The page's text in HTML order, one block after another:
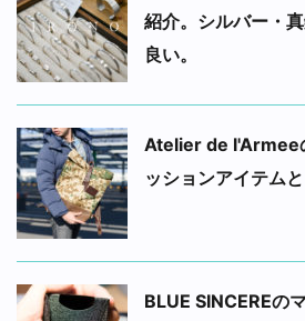
紹介。シルバー・
良い。
Atelier de l'Armee
ッションアイテム
BLUE SINCEREの